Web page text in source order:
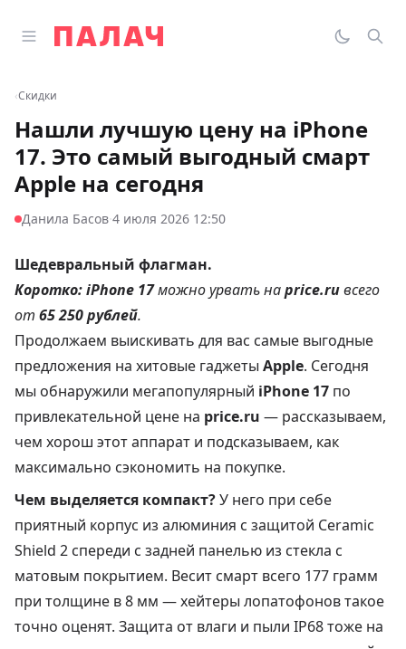
Открыть главное меню
Палач
‹Скидки
Нашли лучшую цену на iPhone
17. Это самый выгодный смарт
Apple на сегодня
Данила Басов·4 июля 2026 12:50
Шедевральный флагман.
Коротко:iPhone 17можно урвать наprice.ruвсего
от 65 250 рублей.
Продолжаем выискивать для вас самые выгодные
предложения на хитовые гаджеты Apple. Сегодня
мы обнаружили мегапопулярный iPhone 17 по
привлекательной цене на price.ru — рассказываем,
чем хорош этот аппарат и подсказываем, как
максимально сэкономить на покупке.
Чем выделяется компакт?У него при себе
приятный корпус из алюминия с защитой Ceramic
Shield 2 спереди с задней панелью из стекла с
матовым покрытием. Весит смарт всего 177 грамм
при толщине в 8 мм — хейтеры лопатофонов такое
точно оценят. Защита от влаги и пыли IP68 тоже на